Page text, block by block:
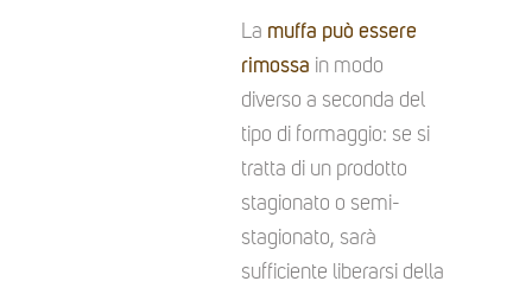
La muffa può essere
rimossa in modo
diverso a seconda del
tipo di formaggio: se si
tratta di un prodotto
stagionato o semi-
stagionato, sarà
sufficiente liberarsi della